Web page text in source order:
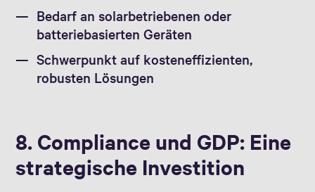
Bedarf an solarbetriebenen oder
batteriebasierten Geräten
Schwerpunkt auf kosteneffizienten,
robusten Lösungen
8. Compliance und GDP: Eine
strategische Investition